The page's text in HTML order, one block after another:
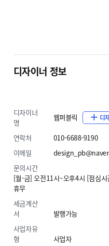
디자이너 정보
디자이너
명
웹퍼블릭 디
연락처
010-6688-9190
이메일
문의시간
[월-금] 오전11시~오후4시 [점심
휴무
세금계산
서
발행가능
사업자유
형
사업자